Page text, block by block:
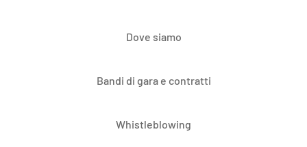
Dove siamo
Bandi di gara e contratti
Whistleblowing